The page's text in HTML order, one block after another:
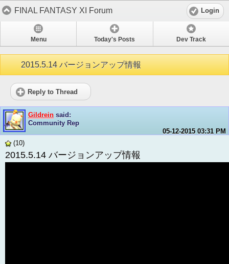
FINAL FANTASY XI Forum Login
Menu Today's Posts Dev Track
2015.5.14 バージョンアップ情報
Reply to Thread
Gildrein said:
Community Rep
05-12-2015 03:31 PM
(10)
2015.5.14 バージョンアップ情報